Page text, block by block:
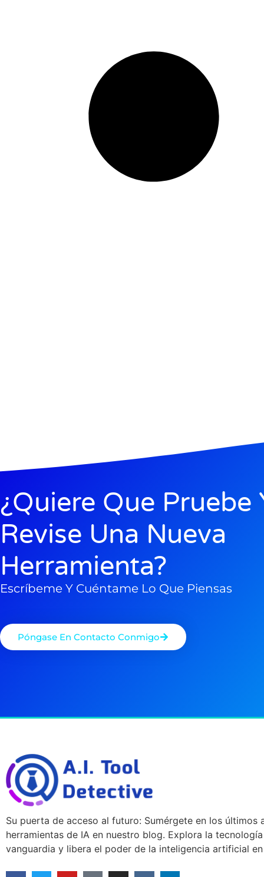
¿Quiere Que Pruebe
Revise Una Nueva
Herramienta?
Escríbeme Y Cuéntame Lo Que Piensas
Póngase En Contacto Conmigo
Su puerta de acceso al futuro: Sumérgete en los últimos
herramientas de IA en nuestro blog. Explora la
vanguardia y libera el poder de la inteligencia artificial